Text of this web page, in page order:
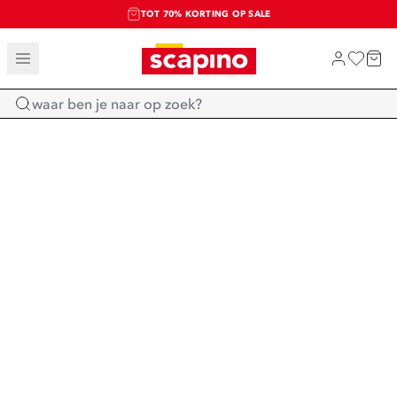
TOT 70% KORTING OP SALE
SALE: LAATSTE KANS!
SHOP NIEUW
Home